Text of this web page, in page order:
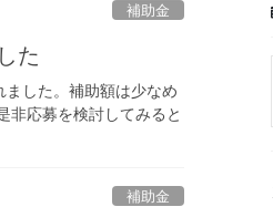
補助金
た
した。補助額は少なめ
非応募を検討してみると
補助金